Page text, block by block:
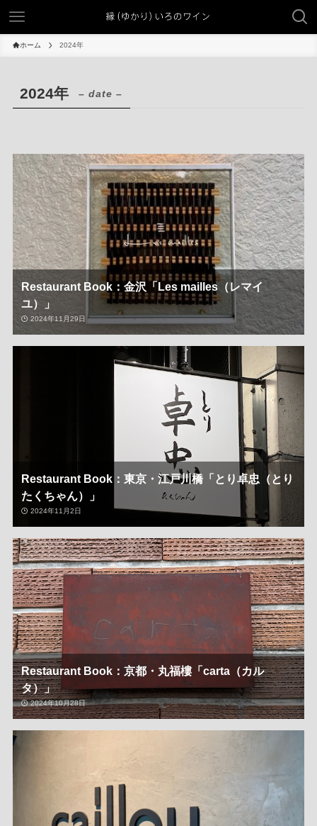
ホーム 2024年
2024年 – date –
Restaurant Book：金沢「Les mailles（レマイ
ユ）」
2024年11月29日
Restaurant Book：東京・江戸川橋「とり卓忠（とり
たくちゃん）」
2024年11月2日
Restaurant Book：京都・丸福樓「carta（カル
タ）」
2024年10月28日